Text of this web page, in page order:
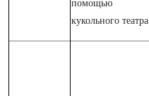
помощью
кукольного театра